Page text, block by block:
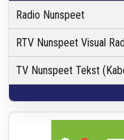
Radio Nunspeet
RTV Nunspeet Visual
TV Nunspeet Tekst